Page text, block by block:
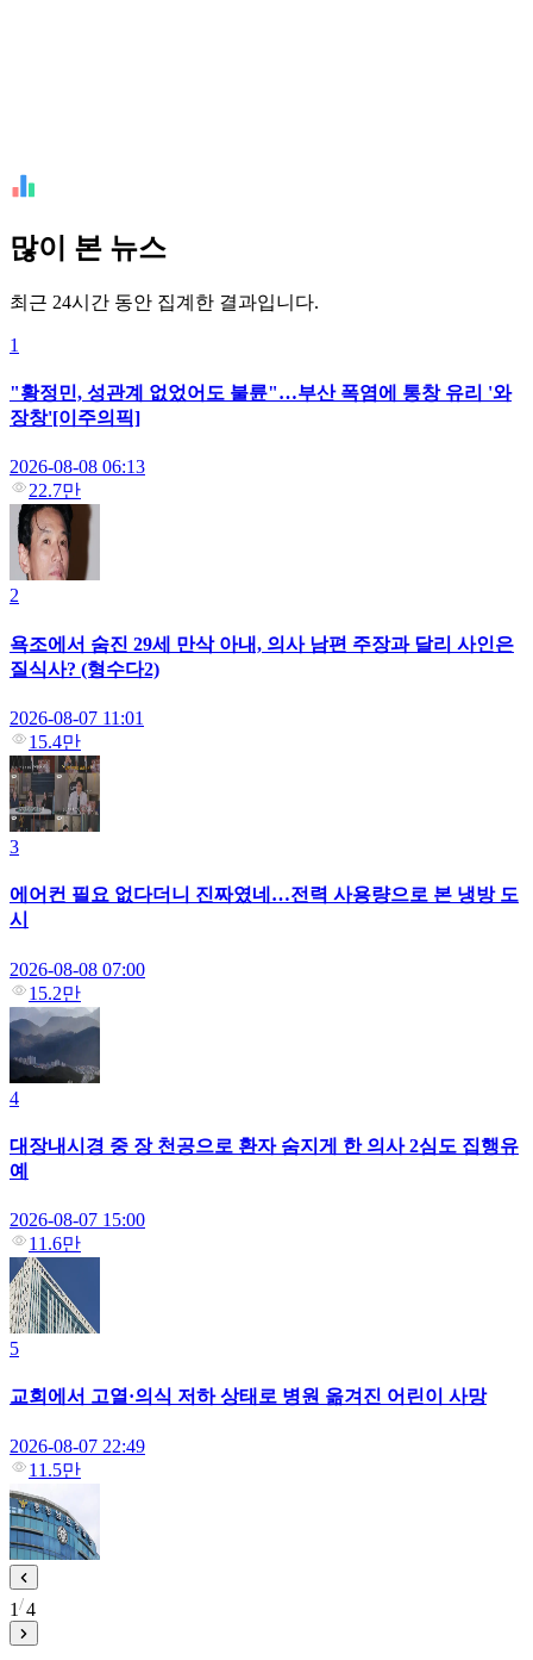
많이 본 뉴스
최근 24시간 동안 집계한 결과입니다.
1
"황정민, 성관계 없었어도 불륜"…부산 폭염에 통창 유리 '와
장창'[이주의픽]
2026-08-08 06:13
22.7만
2
욕조에서 숨진 29세 만삭 아내, 의사 남편 주장과 달리 사인은
질식사? (형수다2)
2026-08-07 11:01
15.4만
3
에어컨 필요 없다더니 진짜였네…전력 사용량으로 본 냉방 도
시
2026-08-08 07:00
15.2만
4
대장내시경 중 장 천공으로 환자 숨지게 한 의사 2심도 집행유
예
2026-08-07 15:00
11.6만
5
교회에서 고열·의식 저하 상태로 병원 옮겨진 어린이 사망
2026-08-07 22:49
11.5만
1 4